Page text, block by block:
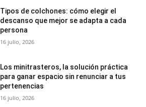
Tipos de colchones: cómo elegir el
descanso que mejor se adapta a cada
persona
16 julio, 2026
Los minitrasteros, la solución práctica
para ganar espacio sin renunciar a tus
pertenencias
16 julio, 2026